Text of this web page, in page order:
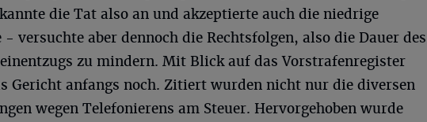
die Tat also an und akzeptierte auch die niedrige
- versuchte aber dennoch die Rechtsfolgen, also die Dauer des
zu mindern. Mit Blick auf das Vorstrafenregister
Gericht anfangs noch. Zitiert wurden nicht nur die diversen
wegen Telefonierens am Steuer. Hervorgehoben wurde